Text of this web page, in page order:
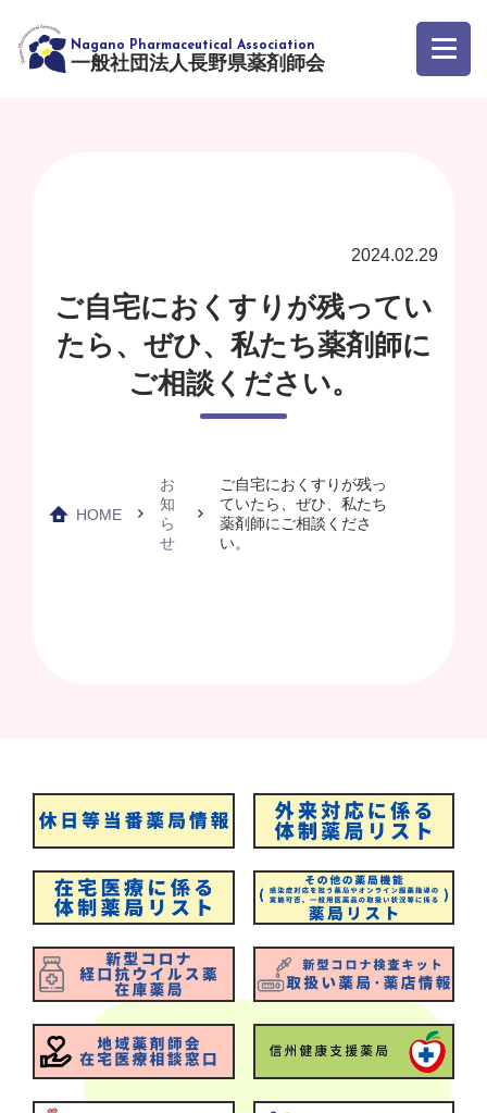
一般社団法人長野県薬剤師会
2024.02.29
ご自宅におくすりが残ってい
たら、ぜひ、私たち薬剤師に
ご相談ください。
HOME
お
知
ら
せ
ご自宅におくすりが残っ
ていたら、ぜひ、私たち
薬剤師にご相談くださ
い。